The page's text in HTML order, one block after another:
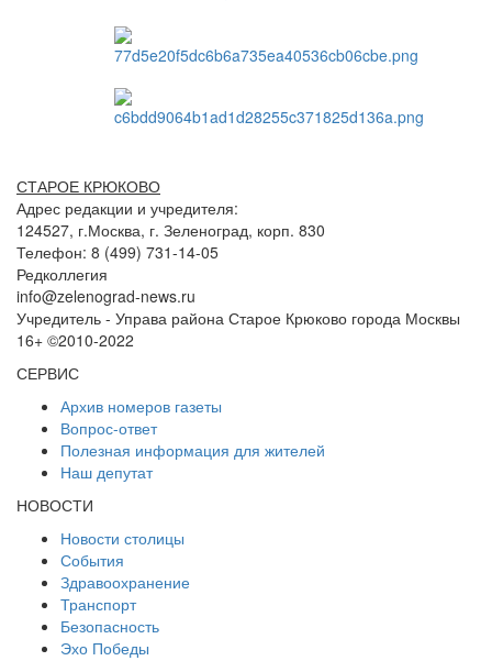
СТАРОЕ КРЮКОВО
Адрес редакции и учредителя:
124527, г.Москва, г. Зеленоград, корп. 830
Телефон: 8 (499) 731-14-05
Редколлегия
info@zelenograd-news.ru
Учредитель - Управа района Старое Крюково города Москвы
16+ ©2010-2022
СЕРВИС
Архив номеров газеты
Вопрос-ответ
Полезная информация для жителей
Наш депутат
НОВОСТИ
Новости столицы
События
Здравоохранение
Транспорт
Безопасность
Эхо Победы